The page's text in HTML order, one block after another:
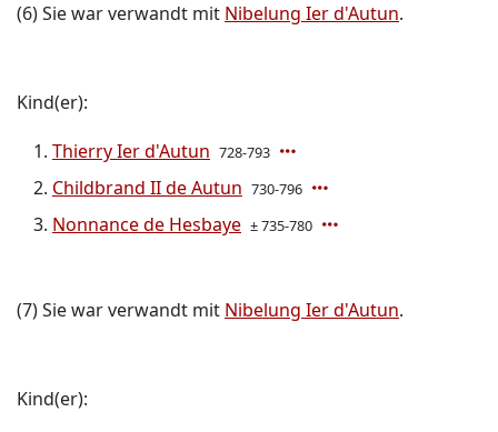
(6) Sie war verwandt mit Nibelung Ier d'Autun.
Kind(er):
Thierry Ier d'Autun 728-793
Childbrand II de Autun 730-796
Nonnance de Hesbaye ± 735-780
(7) Sie war verwandt mit Nibelung Ier d'Autun.
Kind(er):